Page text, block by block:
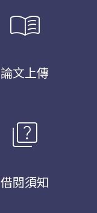
menu_book
論文上傳
quiz
借閱須知